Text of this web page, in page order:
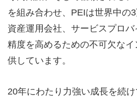
を組み合わせ、PEIは世界中の3
資産運用会社、サービスプロ
精度を高めるための不可欠な
供しています。
20年にわたり力強い成長を続